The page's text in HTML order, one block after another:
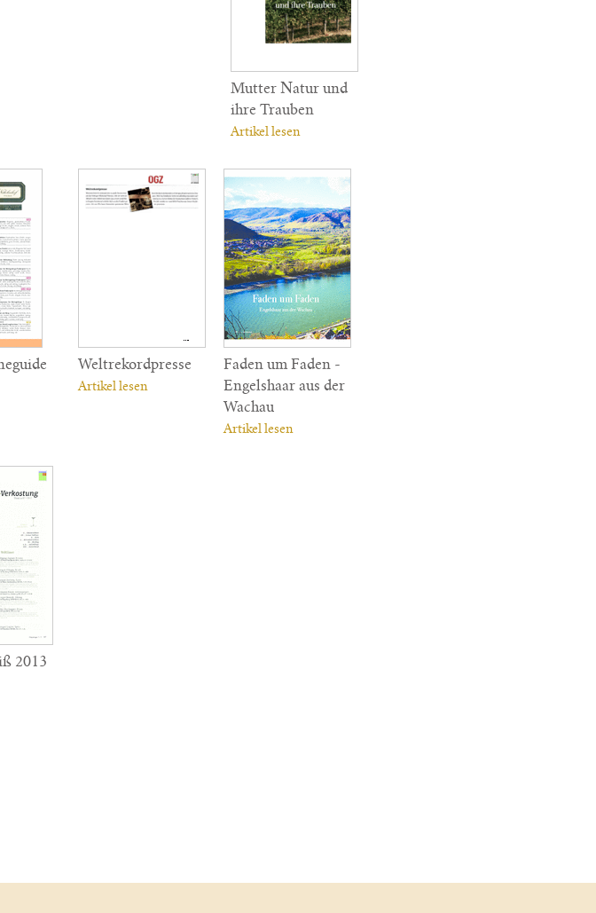
Mutter Natur und
ihre Trauben
Artikel lesen
Weltrekordpresse
Artikel lesen
Faden um Faden -
Engelshaar aus der
Wachau
Artikel lesen
2013